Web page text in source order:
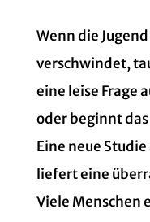
Wenn die
verschwindet,
eine leise Frage
oder beginnt
Eine neue
liefert eine
Viele Menschen